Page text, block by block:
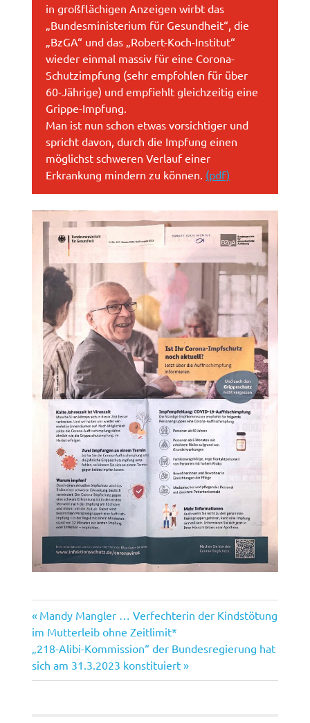
in großflächigen Anzeigen wirbt das
„Bundesministerium für Gesundheit“, die
„BzGA“ und das „Robert-Koch-Institut“
wieder einmal massiv für eine Corona-
Schutzimpfung (sehr empfohlen für über
60-Jährige) und empfiehlt gleichzeitig eine
Grippe-Impfung.
Man ist nun schon etwas vorsichtiger und
spricht davon, durch die Impfung einen
möglichst schweren Verlauf einer
Erkrankung mindern zu können. (pdf)
Beitragsnavigation
Vorheriger
Beitrag:
Mandy Mangler … Verfechterin der Kindstötung
im Mutterleib ohne Zeitlimit*
Nächster
Beitrag:
„218-Alibi-Kommission“ der Bundesregierung hat
sich am 31.3.2023 konstituiert